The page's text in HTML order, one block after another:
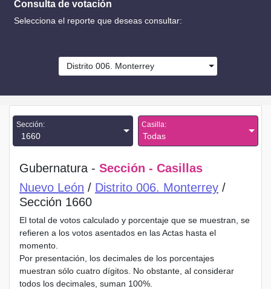
Consulta de votación
Selecciona el reporte que deseas consultar:
Distrito 006. Monterrey
Sección:
1660
Casilla:
Todas
Gubernatura - Sección - Casillas
Nuevo León / Distrito 006. Monterrey /
Sección 1660
El total de votos calculado y porcentaje que se muestran, se
refieren a los votos asentados en las Actas hasta el
momento.
Por presentación, los decimales de los porcentajes
muestran sólo cuatro dígitos. No obstante, al considerar
todos los decimales, suman 100%.